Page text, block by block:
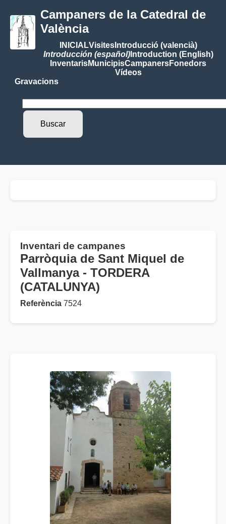
Campaners de la Catedral de
València
INICIALVisitesIntroducció (valencià)
Introducción (español)Introduction (English)
InventarisMunicipisCampanersFonedors
Vídeos
Gravacions
Inventari de campanes
Parròquia de Sant Miquel de
Vallmanya - TORDERA
(CATALUNYA)
Referència 7524